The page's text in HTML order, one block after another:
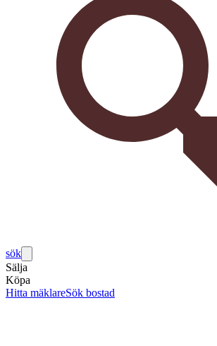
sök
Sälja
Köpa
Hitta mäklareSök bostad